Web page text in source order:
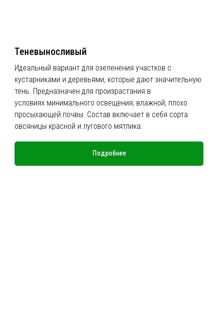
Теневыносливый
Идеальный вариант для озеленения участков с
кустарниками и деревьями, которые дают значительную
тень. Предназначен для произрастания в
условиях минимального освещения, влажной, плохо
просыхающей почвы. Состав включает в себя сорта
овсяницы красной и лугового мятлика.
Подробнее